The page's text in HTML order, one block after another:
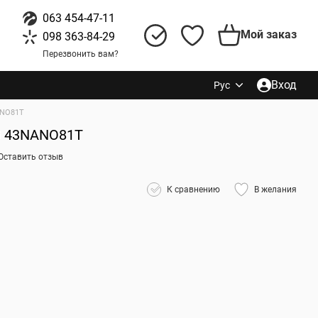
063 454-47-11
098 363-84-29
Перезвонить вам?
Мой заказ
Рус Вход
отзыв
К сравнению В желания